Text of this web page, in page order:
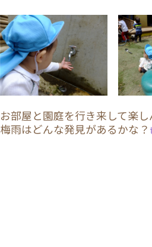
お部屋と園庭を行き来して楽
梅雨はどんな発見があるかな？